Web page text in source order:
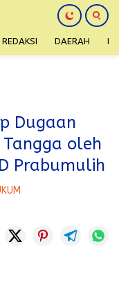
REDAKSI DAERAH
Dugaan
Tangga oleh
Prabumulih